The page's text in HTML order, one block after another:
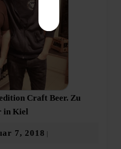
Craft Beer. Zu
in Kiel
6.02.18:
Expedition
7, 2018 Februar